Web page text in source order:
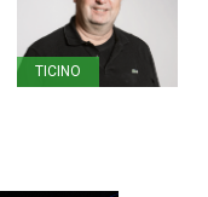
TICINO